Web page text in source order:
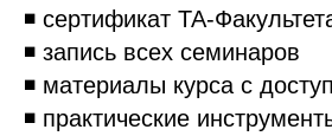
◾️ сертификат ТА-
◾️ запись всех семинаров
◾️ материалы курса с
◾️ практические